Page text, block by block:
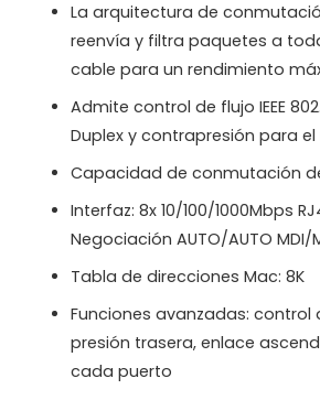
La arquitectura de
reenvía y filtra paquetes a
cable para un rendimiento
Admite control de flujo IEEE
Duplex y contrapresión para
Capacidad de conmutación
Interfaz: 8x 10/100/1000Mbps
Negociación AUTO/AUTO MDI/
Tabla de direcciones Mac: 8K
Funciones avanzadas: control
presión trasera, enlace
cada puerto